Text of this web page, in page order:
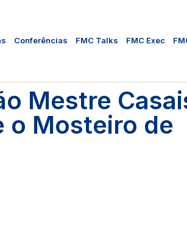
Conferências FMC Talks FMC Exec
Mestre
o Mosteiro de